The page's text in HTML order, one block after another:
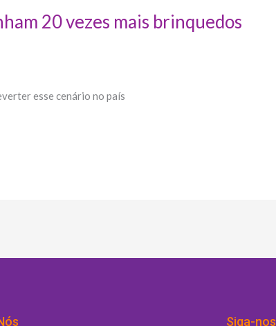
20 vezes mais brinquedos
esse cenário no país
Siga-nos